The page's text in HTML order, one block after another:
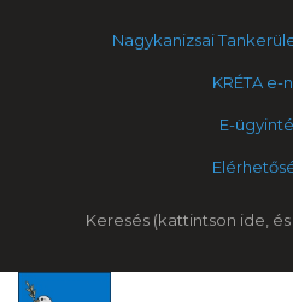
Nagykanizsai
KRÉTA e-
E-
Keresés